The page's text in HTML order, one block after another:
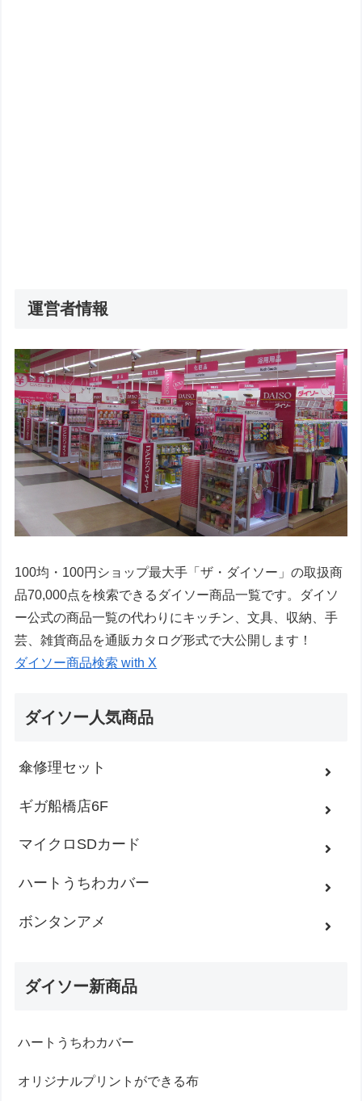
運営者情報
100均・100円ショップ最大手「ザ・ダイソー」の取扱商
品70,000点を検索できるダイソー商品一覧です。ダイソ
ー公式の商品一覧の代わりにキッチン、文具、収納、手
芸、雑貨商品を通販カタログ形式で大公開します！
ダイソー商品検索 with X
ダイソー人気商品
傘修理セット
ギガ船橋店6F
マイクロSDカード
ハートうちわカバー
ボンタンアメ
ダイソー新商品
ハートうちわカバー
オリジナルプリントができる布